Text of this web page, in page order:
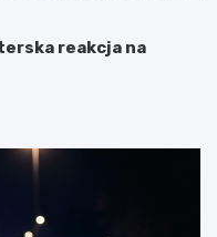
reakcja na